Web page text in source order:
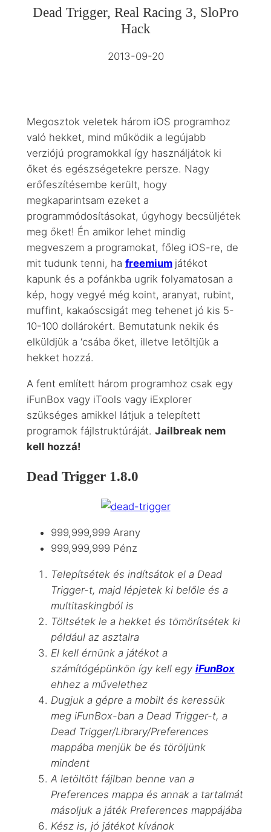
Dead Trigger, Real Racing 3, SloPro
Hack
2013-09-20
Megosztok veletek három iOS programhoz
való hekket, mind működik a legújabb
verziójú programokkal így használjátok ki
őket és egészségetekre persze. Nagy
erőfeszítésembe került, hogy
megkaparintsam ezeket a
programmódosításokat, úgyhogy becsüljétek
meg őket! Én amikor lehet mindig
megveszem a programokat, főleg iOS-re, de
mit tudunk tenni, ha freemium játékot
kapunk és a pofánkba ugrik folyamatosan a
kép, hogy vegyé még koint, aranyat, rubint,
muffint, kakaóscsigát meg tehenet jó kis 5-
10-100 dollárokért. Bemutatunk nekik és
elküldjük a ‘csába őket, illetve letöltjük a
hekket hozzá.
A fent említett három programhoz csak egy
iFunBox vagy iTools vagy iExplorer
szükséges amikkel látjuk a telepített
programok fájlstruktúráját. Jailbreak nem
kell hozzá!
Dead Trigger 1.8.0
999,999,999 Arany
999,999,999 Pénz
Telepítsétek és indítsátok el a Dead
Trigger-t, majd lépjetek ki belőle és a
multitaskingból is
Töltsétek le a hekket és tömörítsétek ki
például az asztalra
El kell érnünk a játékot a
számítógépünkön így kell egy iFunBox
ehhez a művelethez
Dugjuk a gépre a mobilt és keressük
meg iFunBox-ban a Dead Trigger-t, a
Dead Trigger/Library/Preferences
mappába menjük be és töröljünk
mindent
A letöltött fájlban benne van a
Preferences mappa és annak a tartalmát
másoljuk a játék Preferences mappájába
Kész is, jó játékot kívánok